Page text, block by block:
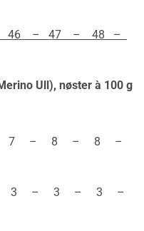
– 47 – 48 –
Ull), nøster à 100 g
– 7 – 8 – 8 –
2 – 3 – 3 – 3 –